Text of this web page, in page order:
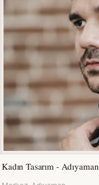
Kadın Tasarım - Adıyaman